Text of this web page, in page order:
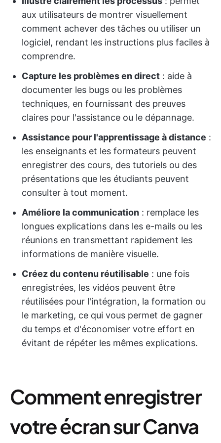
aux utilisateurs de montrer visuellement
comment achever des tâches ou utiliser un
logiciel, rendant les instructions plus faciles à
comprendre.
Capture les problèmes en direct : aide à
documenter les bugs ou les problèmes
techniques, en fournissant des preuves
claires pour l'assistance ou le dépannage.
Assistance pour l'apprentissage à distance :
les enseignants et les formateurs peuvent
enregistrer des cours, des tutoriels ou des
présentations que les étudiants peuvent
consulter à tout moment.
Améliore la communication : remplace les
longues explications dans les e-mails ou les
réunions en transmettant rapidement les
informations de manière visuelle.
Créez du contenu réutilisable : une fois
enregistrées, les vidéos peuvent être
réutilisées pour l'intégration, la formation ou
le marketing, ce qui vous permet de gagner
du temps et d'économiser votre effort en
évitant de répéter les mêmes explications.
Comment enregistrer
votre écran sur Canva